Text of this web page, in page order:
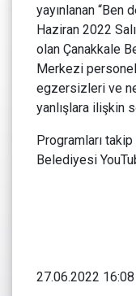
yayınlanan “Ben
Haziran 2022
olan Çanakkale
Merkezi
egzersizleri ve
yanlışlara ilişkin
Programları
Belediyesi
27.06.2022 16:08